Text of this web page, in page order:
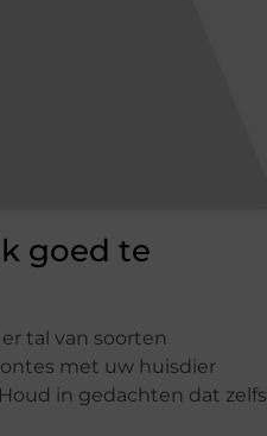
goed te
tal van soorten
met uw huisdier
in gedachten dat zelfs